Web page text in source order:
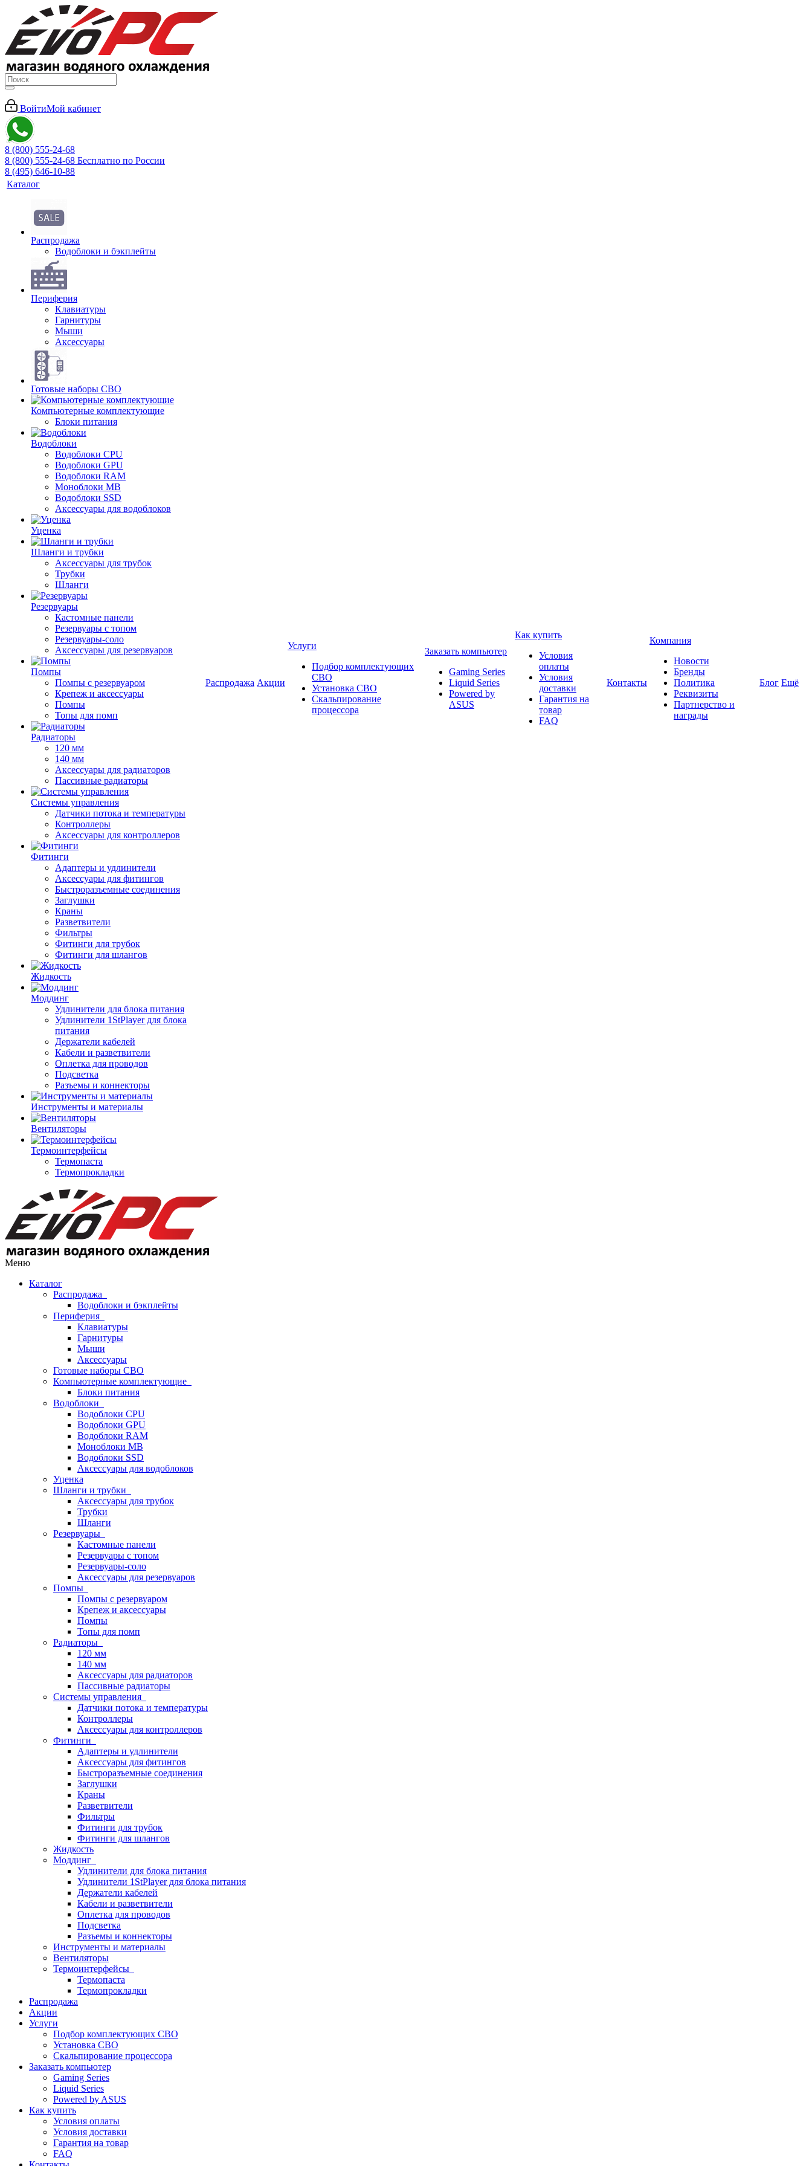
ВойтиМой кабинет
8 (800) 555-24-68
8 (800) 555-24-68 Бесплатно по России
8 (495) 646-10-88
Каталог
Распродажа
Водоблоки и бэкплейты
Периферия
Клавиатуры
Гарнитуры
Мыши
Аксессуары
Готовые наборы СВО
Компьютерные комплектующие
Блоки питания
Водоблоки
Водоблоки CPU
Водоблоки GPU
Водоблоки RAM
Моноблоки MB
Водоблоки SSD
Аксессуары для водоблоков
Уценка
Шланги и трубки
Аксессуары для трубок
Трубки
Шланги
Резервуары
Кастомные панели
Резервуары с топом
Резервуары-соло
Аксессуары для резервуаров
Помпы
Помпы с резервуаром
Крепеж и аксессуары
Помпы
Топы для помп
Радиаторы
120 мм
140 мм
Аксессуары для радиаторов
Пассивные радиаторы
Системы управления
Датчики потока и температуры
Контроллеры
Аксессуары для контроллеров
Фитинги
Адаптеры и удлинители
Аксессуары для фитингов
Быстроразъемные соединения
Заглушки
Краны
Разветвители
Фильтры
Фитинги для трубок
Фитинги для шлангов
Жидкость
Моддинг
Удлинители для блока питания
Удлинители 1StPlayer для блока
питания
Держатели кабелей
Кабели и разветвители
Оплетка для проводов
Подсветка
Разъемы и коннекторы
Инструменты и материалы
Вентиляторы
Термоинтерфейсы
Термопаста
Термопрокладки
Распродажа Акции
Услуги
Подбор комплектующих
СВО
Установка СВО
Скальпирование
процессора
Заказать компьютер
Gaming Series
Liquid Series
Powered by
ASUS
Как купить
Условия
оплаты
Условия
доставки
Гарантия на
товар
FAQ
Контакты
Компания
Новости
Бренды
Политика
Реквизиты
Партнерство и
награды
Блог Ещё
Меню
Каталог
Распродажа
Водоблоки и бэкплейты
Периферия
Клавиатуры
Гарнитуры
Мыши
Аксессуары
Готовые наборы СВО
Компьютерные комплектующие
Блоки питания
Водоблоки
Водоблоки CPU
Водоблоки GPU
Водоблоки RAM
Моноблоки MB
Водоблоки SSD
Аксессуары для водоблоков
Уценка
Шланги и трубки
Аксессуары для трубок
Трубки
Шланги
Резервуары
Кастомные панели
Резервуары с топом
Резервуары-соло
Аксессуары для резервуаров
Помпы
Помпы с резервуаром
Крепеж и аксессуары
Помпы
Топы для помп
Радиаторы
120 мм
140 мм
Аксессуары для радиаторов
Пассивные радиаторы
Системы управления
Датчики потока и температуры
Контроллеры
Аксессуары для контроллеров
Фитинги
Адаптеры и удлинители
Аксессуары для фитингов
Быстроразъемные соединения
Заглушки
Краны
Разветвители
Фильтры
Фитинги для трубок
Фитинги для шлангов
Жидкость
Моддинг
Удлинители для блока питания
Удлинители 1StPlayer для блока питания
Держатели кабелей
Кабели и разветвители
Оплетка для проводов
Подсветка
Разъемы и коннекторы
Инструменты и материалы
Вентиляторы
Термоинтерфейсы
Термопаста
Термопрокладки
Распродажа
Акции
Услуги
Подбор комплектующих СВО
Установка СВО
Скальпирование процессора
Заказать компьютер
Gaming Series
Liquid Series
Powered by ASUS
Как купить
Условия оплаты
Условия доставки
Гарантия на товар
FAQ